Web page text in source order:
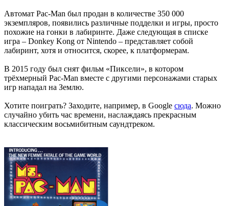
Автомат Pac-Man был продан в количестве 350 000
экземпляров, появились различные подделки и игры, просто
похожие на гонки в лабиринте. Даже следующая в списке
игра – Donkey Kong от Nintendo – представляет собой
лабиринт, хотя и относится, скорее, к платформерам.
В 2015 году был снят фильм «Пиксели», в котором
трёхмерный Pac-Man вместе с другими персонажами старых
игр нападал на Землю.
Хотите поиграть? Заходите, например, в Google сюда. Можно
случайно убить час времени, наслаждаясь прекрасным
классическим восьмибитным саундтреком.